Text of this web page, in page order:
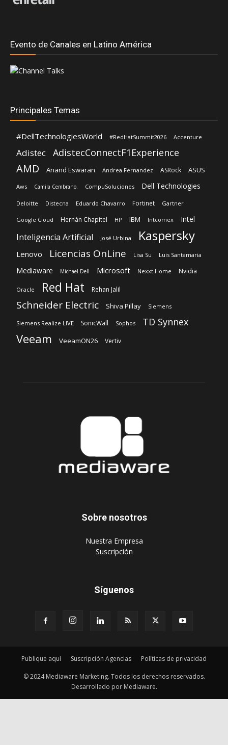
Evento de Canales en Latino América
Principales Temas
#DellTechnologiesWorld #RedHatSummit2026 Accenture
Adistec AdistecConnectF1Experience
AMD Anand Eswaran Andrea Fernandez ASRock ASUS
Aws Camila Cembrano. CompuSoluciones Dell Technologies
Deloitte Distecna Eduardo Chavarro Fortinet Gartner
Google Cloud Hernán Chapitel HP IBM Intcomex Intel
Inteligencia Artificial José Urbina Kaspersky
Lenovo Licencias OnLine Lisa Su Luis Santamaria
Mediaware Michael Dell Microsoft Nexxt Home Nvidia
Oracle Red Hat Rehan Jalil
Schneider Electric Shiva Pillay Siemens
Siemens Realize LIVE SonicWall Sophos TD Synnex
Veeam VeeamON26 Vertiv
Sobre nosotros
‎Nuestra Empresa
‎Suscripción
Síguenos
Publique aquí Suscripción Agencias Políticas de privacidad
© 2024 Mediaware Marketing. Todos los derechos reservados.
Desarrollado por Mediaware.